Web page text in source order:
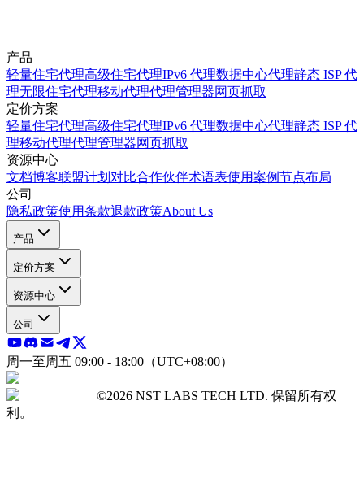
产品
轻量住宅代理高级住宅代理IPv6 代理数据中心代理静态 ISP 代
理无限住宅代理移动代理代理管理器网页抓取
定价方案
轻量住宅代理高级住宅代理IPv6 代理数据中心代理静态 ISP 代
理移动代理代理管理器网页抓取
资源中心
文档博客联盟计划 对比合作伙伴术语表使用案例节点布局
公司
隐私政策使用条款退款政策About Us
产品
定价方案
资源中心
公司
周一至周五 09:00 - 18:00（UTC+08:00）
©2026 NST LABS TECH LTD. 保留所有权
利。